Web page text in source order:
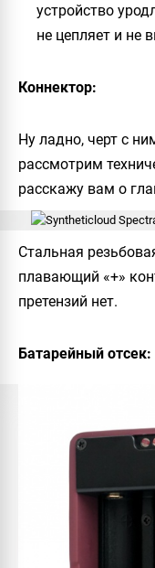
устройство
не цепляет и не
Коннектор:
Ну ладно, черт с
рассмотрим
расскажу вам о
Стальная
плавающий «+»
претензий нет.
Батарейный отсек: